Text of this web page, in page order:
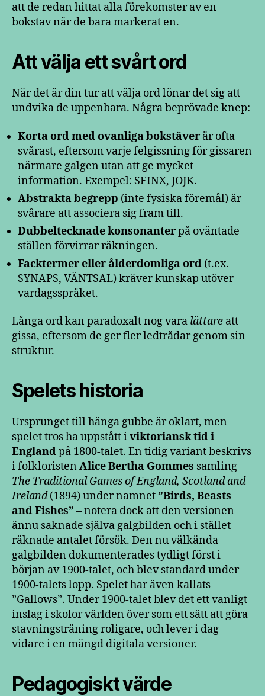
att de redan hittat alla förekomster av en
bokstav när de bara markerat en.
Att välja ett svårt ord
När det är din tur att välja ord lönar det sig att
undvika de uppenbara. Några beprövade knep:
Korta ord med ovanliga bokstäver är ofta
svårast, eftersom varje felgissning för gissaren
närmare galgen utan att ge mycket
information. Exempel: SFINX, JOJK.
Abstrakta begrepp (inte fysiska föremål) är
svårare att associera sig fram till.
Dubbeltecknade konsonanterpå oväntade
ställen förvirrar räkningen.
Facktermer eller ålderdomliga ord (t.ex.
SYNAPS, VÄNTSAL) kräver kunskap utöver
vardagsspråket.
Långa ord kan paradoxalt nog vara lättare att
gissa, eftersom de ger fler ledtrådar genom sin
struktur.
Spelets historia
Ursprunget till hänga gubbe är oklart, men
spelet tros ha uppstått iviktoriansk tid i
Englandpå 1800-talet. En tidig variant beskrivs
i folkloristen Alice Bertha Gommes samling
The Traditional Games of England, Scotland and
Ireland(1894) under namnet ”Birds, Beasts
and Fishes” – notera dock att den versionen
ännu saknade själva galgbilden och i stället
räknade antalet försök. Den nu välkända
galgbilden dokumenterades tydligt först i
början av 1900-talet, och blev standard under
1900-talets lopp. Spelet har även kallats
”Gallows”. Under 1900-talet blev det ett vanligt
inslag i skolor världen över som ett sätt att göra
stavningsträning roligare, och lever i dag
vidare i en mängd digitala versioner.
Pedagogiskt värde